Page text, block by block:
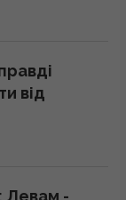
від
Левам -